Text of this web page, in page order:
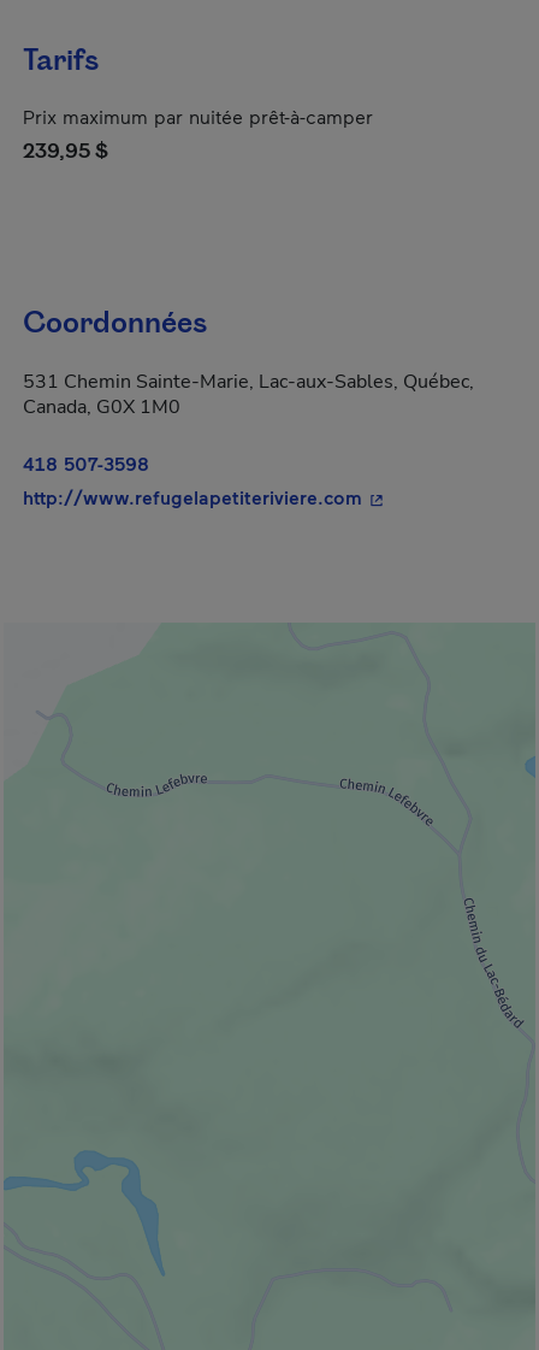
Tarifs
Prix maximum par nuitée prêt-à-camper
239,95 $
Coordonnées
531 Chemin Sainte-Marie, Lac-aux-Sables, Québec,
Canada, G0X 1M0
418 507-3598
http://www.refugelapetiteriviere.com - Cet hyperlien